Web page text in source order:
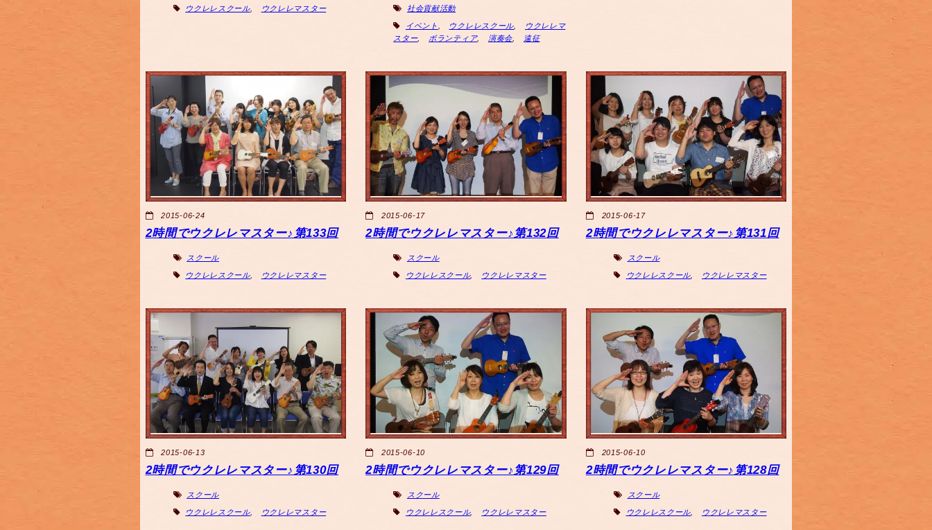
ウクレレスクール, ウクレレマスター 社会貢献活動
イベント ウクレレスクール
ウクレレマ
スター, ボランティア, 演奏会 遠征
2015-06-24
2時間でウクレレマスター♪第133回
スクール
ウクレレスクール, ウクレレマスター
2015-06-17
2時間でウクレレマスター♪第132回
スクール
ウクレレスクール, ウクレレマスター
2015-06-17
2時間でウクレレマスター♪第131回
スクール
ウクレレスクール ウクレレマスター
2015-06-13
2時間でウクレレマスター♪第130回
スクール
ウクレレスクール, ウクレレマスター
2015-06-10
2時間でウクレレマスター♪第129回
スクール
ウクレレスクール, ウクレレマスター
2015-06-10
2時間でウクレレマスター♪第128回
スクール
ウクレレスクール ウクレレマスター